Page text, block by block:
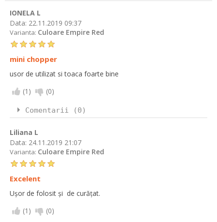
IONELA L
Data: 22.11.2019 09:37
Varianta: Culoare Empire Red
mini chopper
usor de utilizat si toaca foarte bine
(1 ) (0)
Comentarii (0)
Liliana L
Data: 24.11.2019 21:07
Varianta: Culoare Empire Red
Excelent
Ușor de folosit și de curățat.
(1 ) (0)